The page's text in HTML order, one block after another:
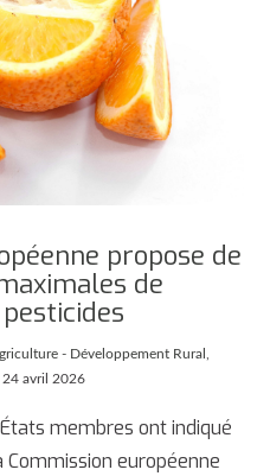
propose de
de
- Développement Rural
24 avril 2026
membres ont indiqué
européenne